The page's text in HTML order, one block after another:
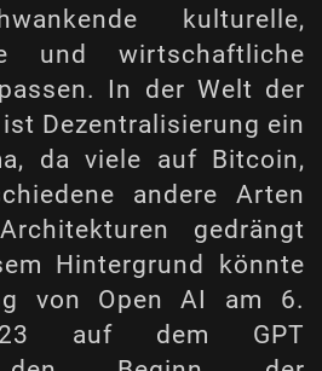
kulturelle,
und wirtschaftliche
In der Welt der
Dezentralisierung ein
da viele auf Bitcoin,
andere Arten
gedrängt
Hintergrund könnte
von Open AI am 6.
auf dem GPT